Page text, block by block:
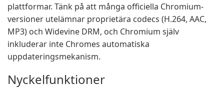
plattformar. Tänk på att många officiella Chromium-
versioner utelämnar proprietära codecs (H.264, AAC,
MP3) och Widevine DRM, och Chromium själv
inkluderar inte Chromes automatiska
uppdateringsmekanism.
Nyckelfunktioner